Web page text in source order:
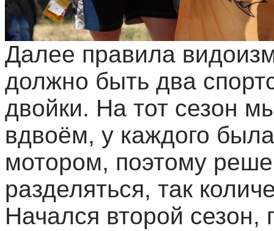
Далее правила
должно быть два
двойки. На тот сезон
вдвоём, у каждого
мотором, поэтому
разделяться, так
Начался второй